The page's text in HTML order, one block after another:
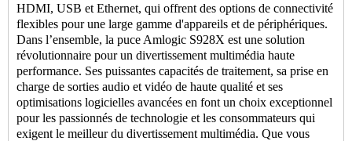
HDMI, USB et Ethernet, qui offrent des options de connectivité
flexibles pour une large gamme d'appareils et de périphériques.
Dans l’ensemble, la puce Amlogic S928X est une solution
révolutionnaire pour un divertissement multimédia haute
performance. Ses puissantes capacités de traitement, sa prise en
charge de sorties audio et vidéo de haute qualité et ses
optimisations logicielles avancées en font un choix exceptionnel
pour les passionnés de technologie et les consommateurs qui
exigent le meilleur du divertissement multimédia. Que vous